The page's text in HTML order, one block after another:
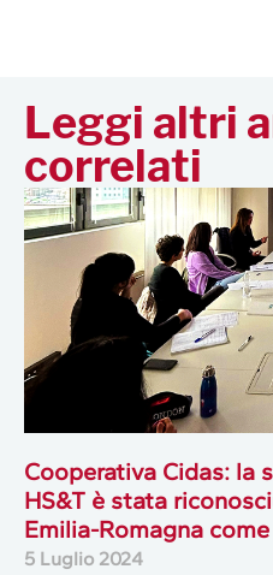
Leggi altri
correlati
Cooperativa Cidas: la
HS&T è stata
Emilia-Romagna
5 Luglio 2024